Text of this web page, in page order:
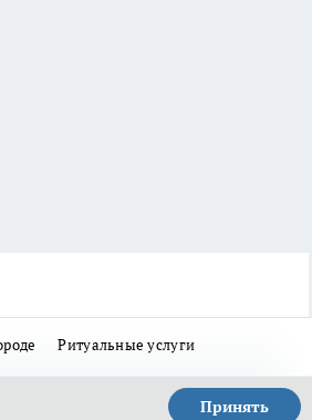
Ритуальные услуги
Принять